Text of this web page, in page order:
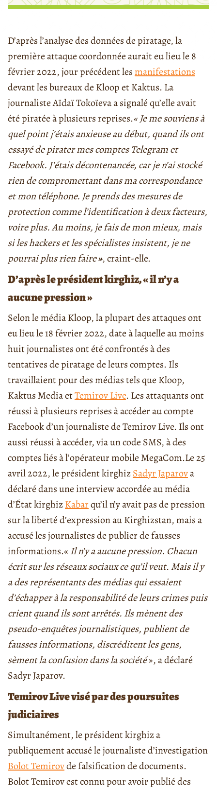
D’après l’analyse des données de piratage, la
première attaque coordonnée aurait eu lieu le 8
février 2022, jour précédent lesmanifestations
devant les bureaux de Kloop et Kaktus. La
journaliste Aïdaï Tokoïeva a signalé qu’elle avait
été piratée à plusieurs reprises.«Je me souviens à
quel point j’étais anxieuse au début, quand ils ont
essayé de pirater mes comptes Telegram et
Facebook.J’étais décontenancée, car je n’ai stocké
rien de compromettant dans ma correspondance
et mon téléphone. Je prends des mesures de
protection comme l’identification à deux facteurs,
voire plus. Au moins, je fais de mon mieux, mais
si les hackers et les spécialistes insistent, je ne
pourrai plus rien faire», craint-elle.
D’après le président kirghiz,« il n’y a
aucune pression »
Selon le média Kloop, la plupart des attaques ont
eu lieu le 18 février 2022, date à laquelle au moins
huit journalistes ont été confrontés à des
tentatives de piratage de leurs comptes. Ils
travaillaient pour des médias tels que Kloop,
Kaktus Media etTemirov Live. Les attaquants ont
réussi à plusieurs reprises à accéder au compte
Facebook d’un journaliste de Temirov Live. Ils ont
aussi réussi à accéder, via un code SMS, à des
comptes liés à l’opérateur mobile MegaCom.Le 25
avril 2022, le président kirghizSadyr Japarova
déclaré dans une interview accordée au média
d’État kirghizKabarqu’il n’y avait pas de pression
sur la liberté d’expression au Kirghizstan, mais a
accusé les journalistes de publier de fausses
informations.« Il n’y a aucune pression. Chacun
écrit sur les réseaux sociaux ce qu’il veut. Mais il y
a des représentants des médias qui essaient
d’échapper à la responsabilité de leurs crimes puis
crient quand ils sont arrêtés. Ils mènent des
pseudo-enquêtes journalistiques, publient de
fausses informations, discréditent les gens,
sèment la confusion dans la société», a déclaré
Sadyr Japarov.
Temirov Live visé par des poursuites
judiciaires
Simultanément, le président kirghiz a
publiquement accusé le journaliste d’investigation
Bolot Temirovde falsification de documents.
Bolot Temirov est connu pour avoir publié des